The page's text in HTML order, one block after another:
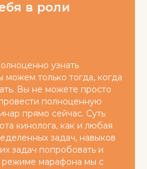
в роли
узнать
только тогда, когда
Вы не можете просто
полноценную
прямо сейчас. Суть
кинолога, как и любая
задач, навыков
задач попробовать и
режиме марафона мы с